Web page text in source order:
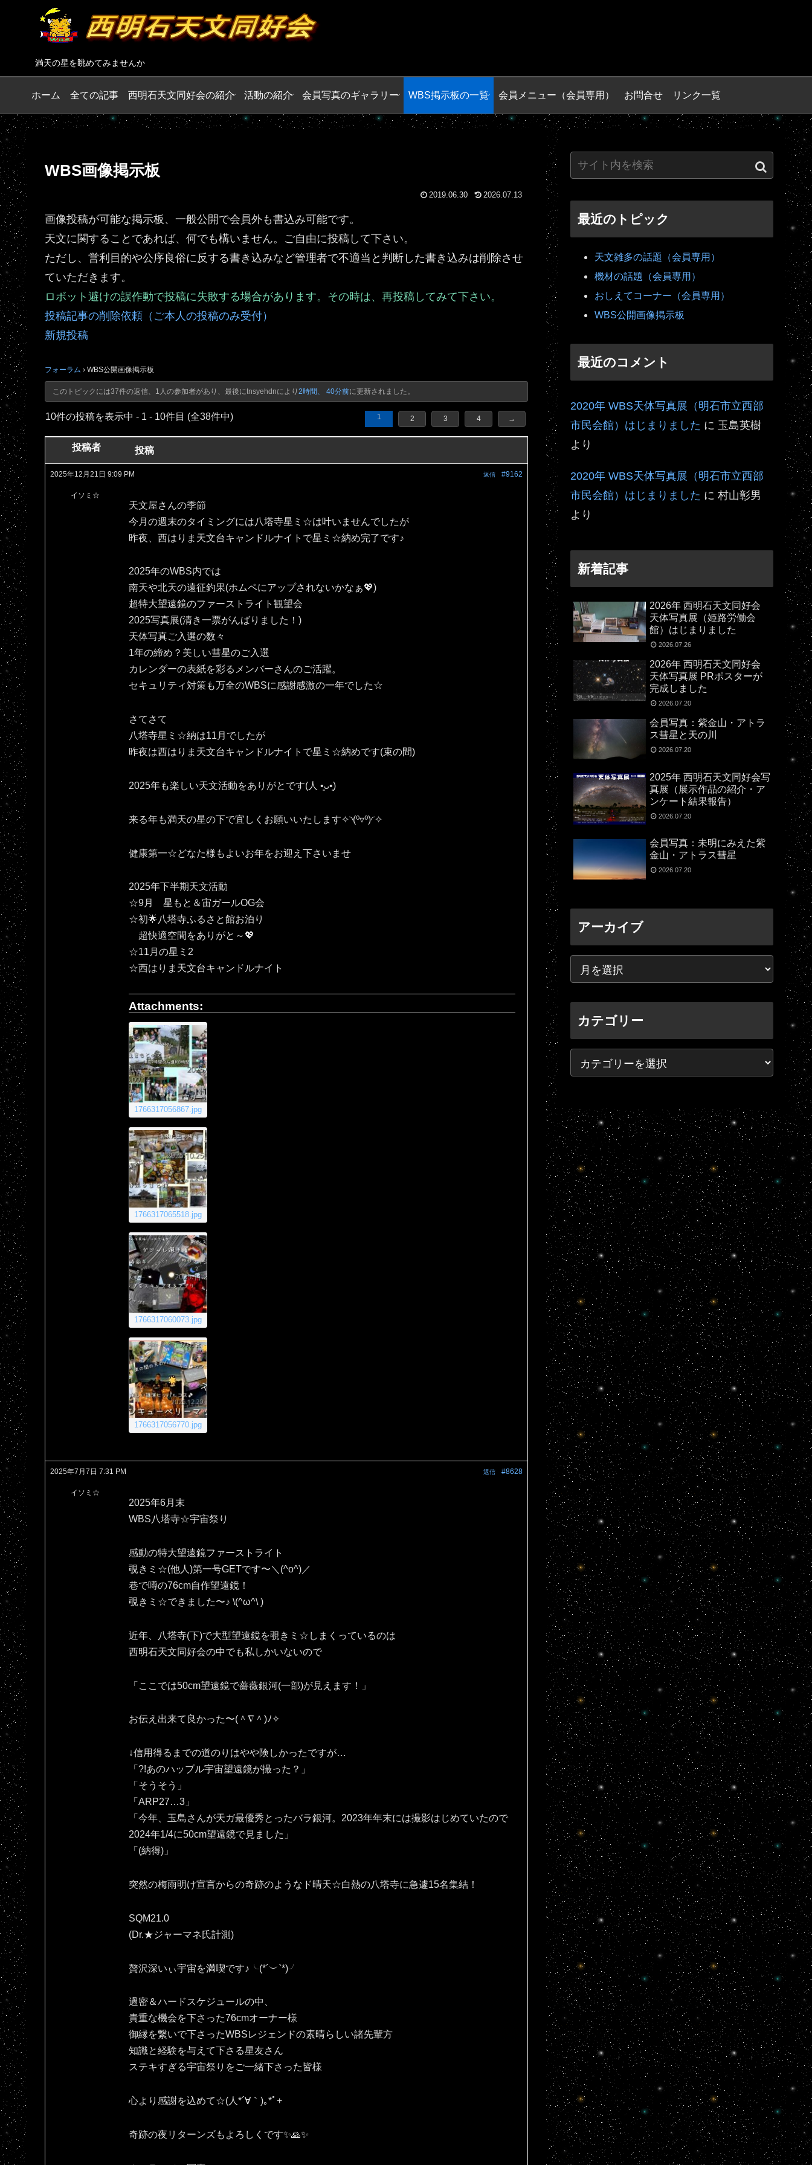
満天の星を眺めてみませんか
ホーム 全ての記事 西明石天文同好会の紹介 活動の紹介 会員写真のギャラリー WBS掲示板の一覧 会員メニュー（会員専用） お問合せ リンク一覧
WBS画像掲示板
2019.06.30 2026.07.13
画像投稿が可能な掲示板、一般公開で会員外も書込み可能です。
天文に関することであれば、何でも構いません。ご自由に投稿して下さい。
ただし、営利目的や公序良俗に反する書き込みなど管理者で不適当と判断した書き込みは削除させ
ていただきます。
ロボット避けの誤作動で投稿に失敗する場合があります。その時は、再投稿してみて下さい。
投稿記事の削除依頼（ご本人の投稿のみ受付）
新規投稿
フォーラム › WBS公開画像掲示板
このトピックには37件の返信、1人の参加者があり、最後にtnsyehdnにより 2時間、 40分前に更新されました。
10件の投稿を表示中 - 1 - 10件目 (全38件中) 1 2 3 4 →
投稿者 投稿
2025年12月21日 9:09 PM #9162
返信
イソミ☆
天文屋さんの季節
今月の週末のタイミングには八塔寺星ミ☆は叶いませんでしたが
昨夜、西はりま天文台キャンドルナイトで星ミ☆納め完了です♪
2025年のWBS内では
南天や北天の遠征釣果(ホムペにアップされないかなぁ💖)
超特大望遠鏡のファーストライト観望会
2025写真展(清き一票がんばりました！)
天体写真ご入選の数々
1年の締め？美しい彗星のご入選
カレンダーの表紙を彩るメンバーさんのご活躍。
セキュリティ対策も万全のWBSに感謝感激の一年でした☆
さてさて
八塔寺星ミ☆納は11月でしたが
昨夜は西はりま天文台キャンドルナイトで星ミ☆納めです(束の間)
2025年も楽しい天文活動をありがとです(⁠人⁠ ⁠•͈⁠ᴗ⁠•͈⁠)
来る年も満天の星の下で宜しくお願いいたします✧⁠◝⁠(⁠⁰⁠▿⁠⁰⁠)⁠◜⁠✧
健康第一☆どなた様もよいお年をお迎え下さいませ
2025年下半期天文活動
☆9月 星もと＆宙ガールOG会
☆初🌟八塔寺ふるさと館お泊り
超快適空間をありがと～💖
☆11月の星ミ2
☆西はりま天文台キャンドルナイト
Attachments:
1766317056867.jpg
1766317065518.jpg
1766317060073.jpg
1766317056770.jpg
2025年7月7日 7:31 PM #8628
返信
イソミ☆
2025年6月末
WBS八塔寺☆宇宙祭り
感動の特大望遠鏡ファーストライト
覗きミ☆(他人)第一号GETです〜＼(^o^)／
巷で噂の76cm自作望遠鏡！
覗きミ☆できました〜♪⁠ ⁠\⁠(⁠^⁠ω⁠^⁠\⁠ ⁠)
近年、八塔寺(下)で大型望遠鏡を覗きミ☆しまくっているのは
西明石天文同好会の中でも私しかいないので
「ここでは50cm望遠鏡で薔薇銀河(一部)が見えます！」
お伝え出来て良かった〜(⁠＾⁠∇⁠＾⁠)⁠ﾉ⁠✧⁠
↓信用得るまでの道のりはやや険しかったですが…
「?!あのハッブル宇宙望遠鏡が撮った？」
「そうそう」
「ARP27…3」
「今年、玉島さんが天ガ最優秀とったバラ銀河。2023年年末には撮影はじめていたので
2024年1/4に50cm望遠鏡で見ました」
「(納得)」
突然の梅雨明け宣言からの奇跡のようなド晴天☆白熱の八塔寺に急遽15名集結！
SQM21.0
(Dr.★ジャーマネ氏計測)
贅沢深いぃ宇宙を満喫です♪⁠╰⁠(⁠*⁠´⁠︶⁠`⁠*⁠)⁠╯
過密＆ハードスケジュールの中、
貴重な機会を下さった76cmオーナー様
御縁を繋いで下さったWBSレジェンドの素晴らしい諸先輩方
知識と経験を与えて下さる星友さん
ステキすぎる宇宙祭りをご一緒下さった皆様
心より感謝を込めて☆(⁠人⁠*⁠´⁠∀⁠｀⁠)⁠｡⁠*ﾟ⁠+
奇跡の夜リターンズもよろしくです✨🙏✨️
最近のトピック
天文雑多の話題（会員専用）
機材の話題（会員専用）
おしえてコーナー（会員専用）
WBS公開画像掲示板
最近のコメント
2020年 WBS天体写真展（明石市立西部
市民会館）はじまりました に 玉島英樹
より
2020年 WBS天体写真展（明石市立西部
市民会館）はじまりました に 村山彰男
より
新着記事
2026年 西明石天文同好会
天体写真展（姫路労働会
館）はじまりました
2026.07.26
2026年 西明石天文同好会
天体写真展 PRポスターが
完成しました
2026.07.20
会員写真：紫金山・アトラ
ス彗星と天の川
2026.07.20
2025年 西明石天文同好会写
真展（展示作品の紹介・ア
ンケート結果報告）
2026.07.20
会員写真：未明にみえた紫
金山・アトラス彗星
2026.07.20
アーカイブ
カテゴリー